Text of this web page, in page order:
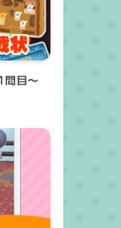
問目～